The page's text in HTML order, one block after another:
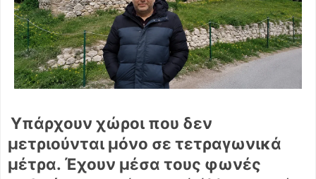
Υπάρχουν χώροι που δεν
μετριούνται μόνο σε τετραγωνικά
μέτρα. Έχουν μέσα τους φωνές